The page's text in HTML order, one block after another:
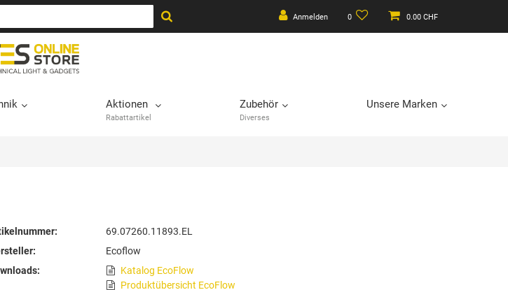
Anmelden 0 0.00 CHF
Aktionen
Rabattartikel
Zubehör
Diverses
Unsere Marken
69.07260.11893.EL
Ecoflow
Katalog EcoFlow
Produktübersicht EcoFlow